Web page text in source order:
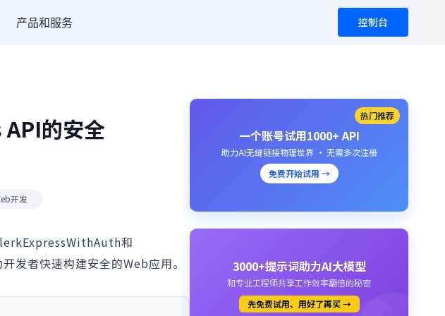
产品和服务 控制台
的安全
开发
和
发者快速构建安全的Web应用。
热门推荐
一个账号试用1000+ API
助力AI无缝链接物理世界 · 无需多次注册
免费开始试用 →
3000+提示词助力AI大模型
和专业工程师共享工作效率翻倍的秘密
先免费试用、用好了再买 →